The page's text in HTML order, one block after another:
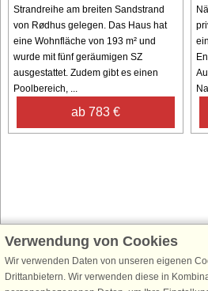
Strandreihe am breiten Sandstrand
von Rødhus gelegen. Das Haus hat
eine Wohnfläche von 193 m² und
wurde mit fünf geräumigen SZ
ausgestattet. Zudem gibt es einen
Poolbereich, ...
ab 783 €
Schließen Sie sich 100.000 Ferienhaus-
Erhalten Sie einenWillkommensgutschein
Verwendung von Cookies
Wir verwenden Daten von unseren eigenen
Drittanbietern. Wir verwenden diese in